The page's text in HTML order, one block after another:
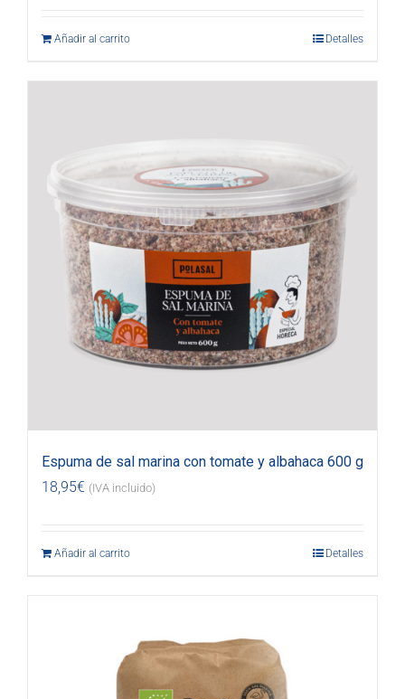
Añadir al carrito Detalles
Espuma de sal marina con tomate y albahaca 600 g
18,95€ (IVA incluido)
Añadir al carrito Detalles